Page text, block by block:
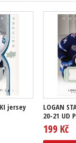
jersey
LOGAN
20-21 UD
199 Kč